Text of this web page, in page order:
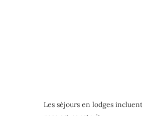
Les séjours en lodges